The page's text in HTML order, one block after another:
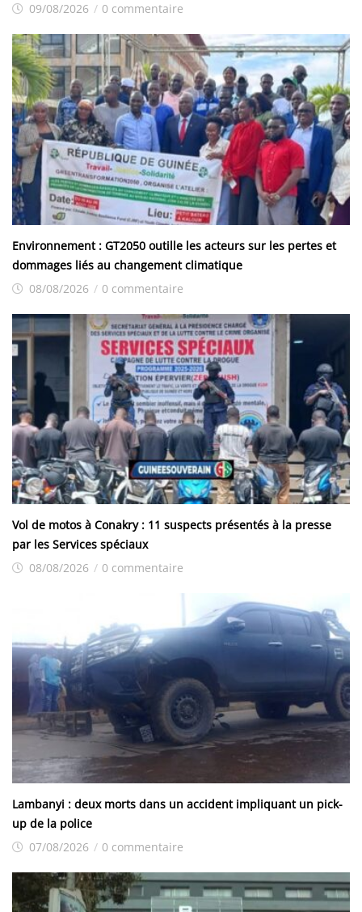
09/08/2026 / 0 commentaire
Environnement : GT2050 outille les acteurs sur les pertes et
dommages liés au changement climatique
08/08/2026 / 0 commentaire
Vol de motos à Conakry : 11 suspects présentés à la presse
par les Services spéciaux
08/08/2026 / 0 commentaire
Lambanyi : deux morts dans un accident impliquant un pick-
up de la police
07/08/2026 / 0 commentaire